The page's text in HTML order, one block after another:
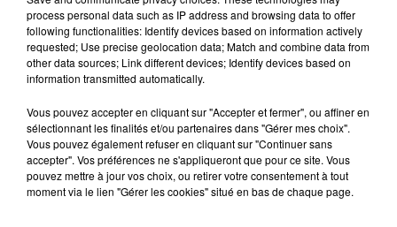
6 août 2026
Pomme emprunte le décor de l’émission
« Loups Garous » pour son...
6 août 2026
La version réécrite de « Beautiful Day »
interprétée lors des...
process personal data such as IP address and browsing data to offer
following functionalities: Identify devices based on information actively
requested; Use precise geolocation data; Match and combine data from
other data sources; Link different devices; Identify devices based on
information transmitted automatically.
Vous pouvez accepter en cliquant sur "Accepter et fermer", ou affiner en
sélectionnant les finalités et/ou partenaires dans "Gérer mes choix".
Vous pouvez également refuser en cliquant sur "Continuer sans
accepter". Vos préférences ne s'appliqueront que pour ce site. Vous
pouvez mettre à jour vos choix, ou retirer votre consentement à tout
moment via le lien "Gérer les cookies" situé en bas de chaque page.